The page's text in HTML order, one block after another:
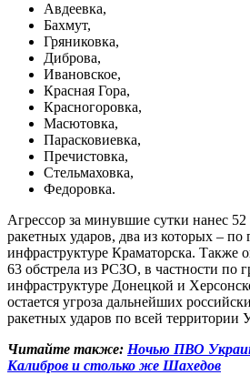
Авдеевка,
Бахмут,
Гряниковка,
Диброва,
Ивановское,
Красная Гора,
Красногоровка,
Масютовка,
Парасковиевка,
Пречистовка,
Стельмаховка,
Федоровка.
Агрессор за минувшие сутки нанес
ракетных ударов, два из которых – по
инфраструктуре Краматорска. Также
63 обстрела из РСЗО, в частности по
инфраструктуре Донецкой и
остается угроза дальнейших
ракетных ударов по всей территории
Читайте также: Ночью ПВО
Калибров и столько же Шахедов